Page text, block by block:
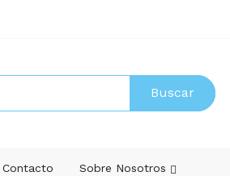
Buscar
Contacto Sobre Nosotros